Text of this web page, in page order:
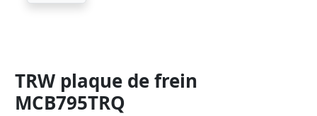
TRW plaque de frein
MCB795TRQ